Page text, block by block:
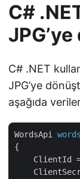
C#
C# .NET
JPG’ye
aşağıda
WordsApi
{
ClientId